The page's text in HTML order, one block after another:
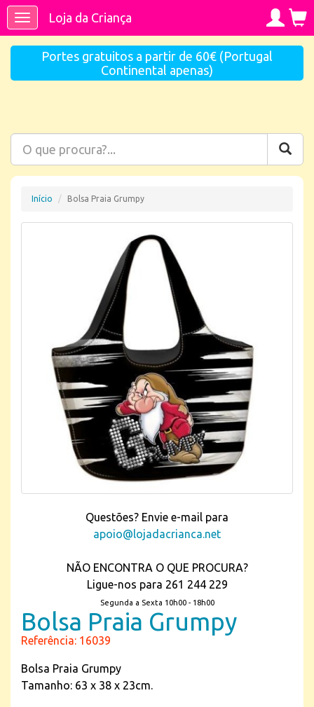
ToggleLoja da Criança
Portes gratuitos a partir de 60€ (Portugal
Continental apenas)
Início Bolsa Praia Grumpy
Questões? Envie e-mail para
apoio@lojadacrianca.net
NÃO ENCONTRA O QUE PROCURA?
Ligue-nos para 261 244 229
Segunda a Sexta 10h00 - 18h00
Bolsa Praia Grumpy
Referência: 16039
Bolsa Praia Grumpy
Tamanho: 63 x 38 x 23cm.